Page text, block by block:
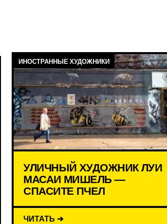
ИНОСТРАННЫЕ ХУДОЖНИКИ
УЛИЧНЫЙ ХУДОЖНИК ЛУИ
МАСАИ МИШЕЛЬ —
СПАСИТЕ ПЧЕЛ
ЧИТАТЬ ➔